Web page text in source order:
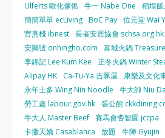
Ulferts 歐化傢俬 牛一 Nabe One
稻埕
簡簡單單 ecLiving BoC Pay 位元堂 Wai
官燕棧 ibnest 長者安居協會 schsa.org.hk
安興號 onhingho.com
富城火鍋
李錦記 Lee Kum Kee
正冬火鍋 Winter
Alipay HK
Ca-Tu-Ya 吉豚屋
康樂及文化
永年士多 Wing Nin Noodle
牛大帥 Niu
勞工處 labour.gov.hk 張公館
牛大人 Master Beef 賽馬會耆智園 jccpa
卡撒天嬌 Casablanca
放題
牛陣 Gyujin